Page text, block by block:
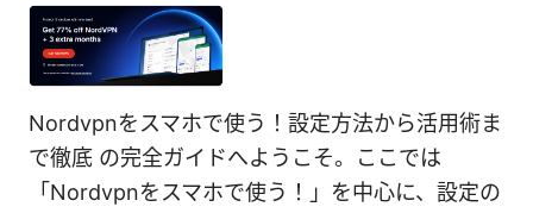
Nordvpnをスマホで使う！設定方法から活用術ま
で徹底 の完全ガイドへようこそ。ここでは
「Nordvpnをスマホで使う！」を中心に、設定の